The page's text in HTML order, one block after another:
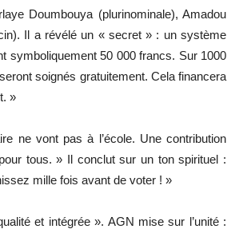
Doumbouya (plurinominale), Amadou
Il a révélé un « secret » : un système
symboliquement 50 000 francs. Sur 1000
soignés gratuitement. Cela financera
»
ne vont pas à l’école. Une contribution
tous. » Il conclut sur un ton spirituel :
mille fois avant de voter ! »
et intégrée ». AGN mise sur l’unité :